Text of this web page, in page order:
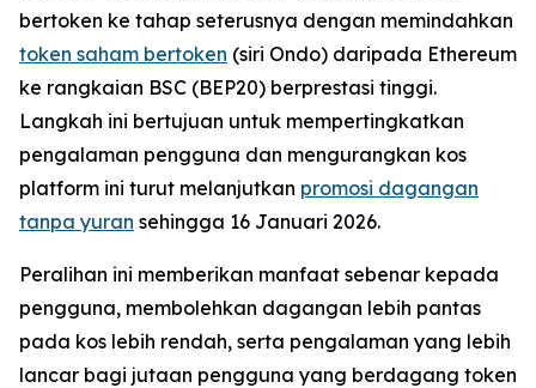
bertoken ke tahap seterusnya dengan memindahkan
token saham bertoken (siri Ondo) daripada Ethereum
ke rangkaian BSC (BEP20) berprestasi tinggi.
Langkah ini bertujuan untuk mempertingkatkan
pengalaman pengguna dan mengurangkan kos
platform ini turut melanjutkan promosi dagangan
tanpa yuran sehingga 16 Januari 2026.
Peralihan ini memberikan manfaat sebenar kepada
pengguna, membolehkan dagangan lebih pantas
pada kos lebih rendah, serta pengalaman yang lebih
lancar bagi jutaan pengguna yang berdagang token